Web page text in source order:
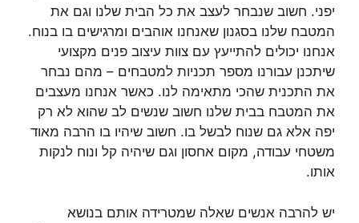
יפני. חשוב שנבחר לעצב את כל הבית שלנו וגם את
המטבח שלנו בסגנון שאנחנו אוהבים ומרגישים בו בנוח.
אנחנו יכולים להתייעץ עם צוות עיצוב פנים מקצועי
שיתכנן עבורנו מספר תכניות למטבחים – מהם נבחר
את התכנית שהכי מתאימה לנו. כאשר אנחנו מעצבים
את המטבח בבית שלנו חשוב שנשים לב שהוא לא רק
יפה אלא גם שנוח לבשל בו. חשוב שיהיו בו הרבה מאוד
משטחי עבודה, מקום אחסון וגם שיהיה קל ונוח לנקות
אותו.
יש להרבה אנשים שאלה שמטרידה אותם בנושא